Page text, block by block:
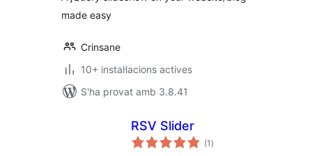
made easy
Crinsane
10+ instal·lacions actives
S'ha provat amb 3.8.41
RSV Slider
(1 puntuacions
totals
)